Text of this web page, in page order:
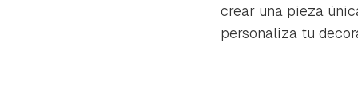
crear una pieza
personaliza tu